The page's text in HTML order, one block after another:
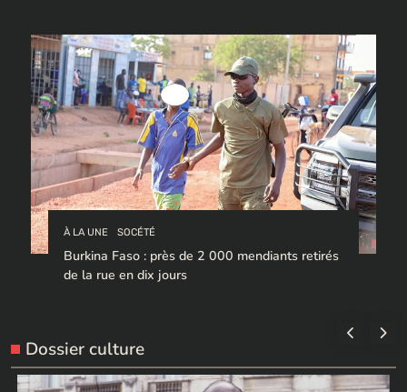
À LA UNE SOCÉTÉ
Burkina Faso : près de 2 000 mendiants retirés
de la rue en dix jours
Dossier culture